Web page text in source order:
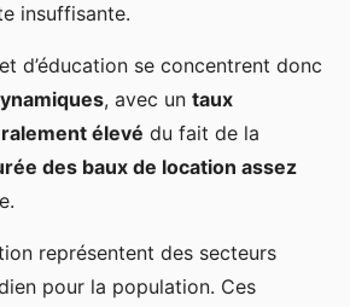
insuffisante.
d’éducation se concentrent donc
, avec un taux
élevé du fait de la
des baux de location assez
représentent des secteurs
pour la population. Ces